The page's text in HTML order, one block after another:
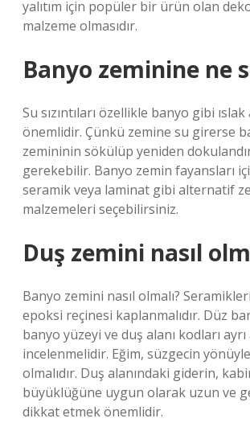
yalıtım için popüler bir ürün olan
malzeme olmasıdır.
Banyo zeminine ne
Su sızıntıları özellikle banyo gibi
önemlidir. Çünkü zemine su girerse
zemininin sökülüp yeniden
gerekebilir. Banyo zemin fayansları
seramik veya laminat gibi alternatif
malzemeleri seçebilirsiniz.
Duş zemini nasıl
Banyo zemini nasıl olmalı?
epoksi reçinesi kaplanmalıdır. Düz
banyo yüzeyi ve duş alanı kodları ayrı
incelenmelidir. Eğim, süzgecin
olmalıdır. Duş alanındaki giderin,
büyüklüğüne uygun olarak uzun ve
dikkat etmek önemlidir.